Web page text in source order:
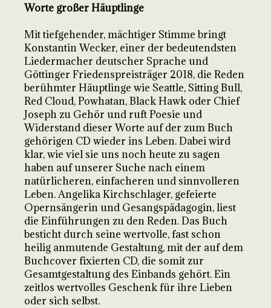
Worte großer Häuptlinge
Mit tiefgehender, mächtiger Stimme bringt
Konstantin Wecker, einer der bedeutendsten
Liedermacher deutscher Sprache und
Göttinger Friedenspreisträger 2018, die Reden
berühmter Häuptlinge wie Seattle, Sitting Bull,
Red Cloud, Powhatan, Black Hawk oder Chief
Joseph zu Gehör und ruft Poesie und
Widerstand dieser Worte auf der zum Buch
gehörigen CD wieder ins Leben. Dabei wird
klar, wie viel sie uns noch heute zu sagen
haben auf unserer Suche nach einem
natürlicheren, einfacheren und sinnvolleren
Leben. Angelika Kirchschlager, gefeierte
Opernsängerin und Gesangspädagogin, liest
die Einführungen zu den Reden. Das Buch
besticht durch seine wertvolle, fast schon
heilig anmutende Gestaltung, mit der auf dem
Buchcover fixierten CD, die somit zur
Gesamtgestaltung des Einbands gehört. Ein
zeitlos wertvolles Geschenk für ihre Lieben
oder sich selbst.